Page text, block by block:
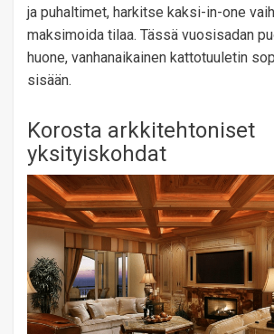
ja puhaltimet, harkitse kaksi-in-one
maksimoida tilaa. Tässä vuosisadan
huone, vanhanaikainen kattotuuletin
sisään.
Korosta arkkitehtoniset
yksityiskohdat